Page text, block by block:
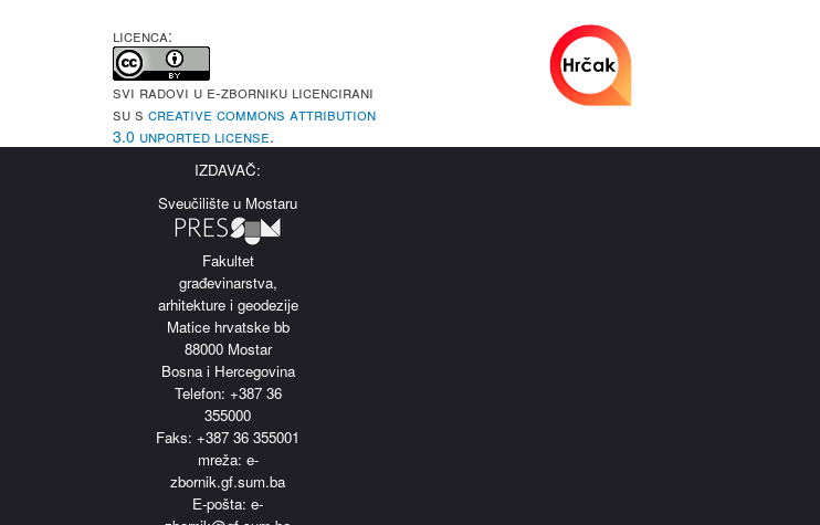
LICENCA:
Svi radovi u e-Zborniku licencirani
su s Creative Commons Attribution
3.0 Unported License.
IZDAVAČ:
Sveučilište u Mostaru
Fakultet
građevinarstva,
arhitekture i geodezije
Matice hrvatske bb
88000 Mostar
Bosna i Hercegovina
Telefon: +387 36
355000
Faks: +387 36 355001
mreža: e-
zbornik.gf.sum.ba
E-pošta: e-